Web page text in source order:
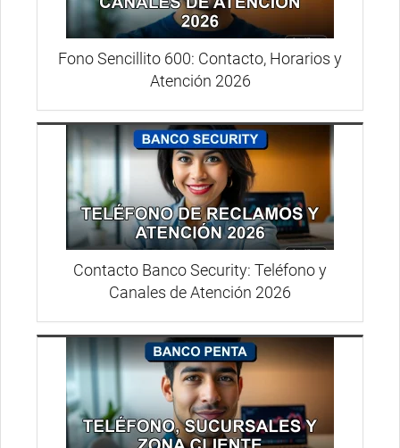
Fono Sencillito 600: Contacto, Horarios y
Atención 2026
Contacto Banco Security: Teléfono y
Canales de Atención 2026